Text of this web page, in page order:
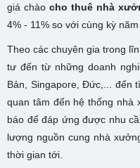
giá chào cho thuê nhà
4% - 11% so với cùng kỳ năm
Theo các chuyên gia trong
tư đến từ những doanh
Bản, Singapore, Đức,... đến
quan tâm đến hệ thống nhà
báo để đáp ứng được nhu
lượng nguồn cung nhà
thời gian tới.